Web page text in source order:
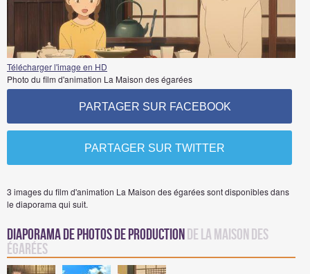
Télécharger l'image en HD
Photo du film d'animation La Maison des égarées
PARTAGER SUR FACEBOOK
PARTAGER SUR TWITTER
3 images du film d'animation La Maison des égarées sont disponibles dans
le diaporama qui suit.
Diaporama de Photos de Production de La Maison des
égarées